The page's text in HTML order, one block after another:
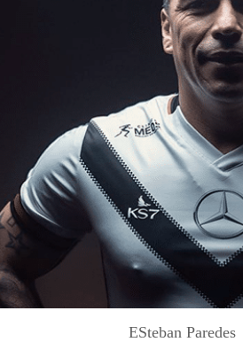
ESteban Paredes